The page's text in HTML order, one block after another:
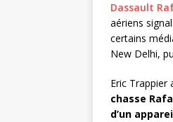
Dassault
aériens
certains
New Delhi,
Eric Trappier
chasse
d’un